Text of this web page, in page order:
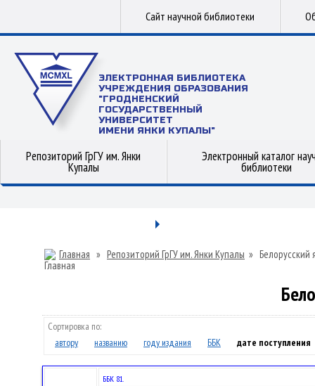
Сайт научной библиотеки
ЭЛЕКТРОННАЯ БИБЛИОТЕКА
УЧРЕЖДЕНИЯ ОБРАЗОВАНИЯ
"ГРОДНЕНСКИЙ
ГОСУДАРСТВЕННЫЙ
УНИВЕРСИТЕТ
ИМЕНИ ЯНКИ КУПАЛЫ"
Репозиторий ГрГУ им. Янки
Купалы
Электронный каталог
библиотеки
Главная » Репозиторий ГрГУ им. Янки Купалы » Белорусский
Сортировка по:
автору
названию году издания ББК дате поступления
ББК 81.